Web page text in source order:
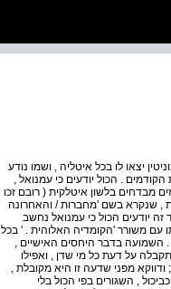
יצאו לו בכל איטליה , ושמו נודע
. הכול יודעים כי עמנואל ,
בלשון איטלקית ( רובם זכו
, שנקרא בשם 'מחברות / והאחרונה
יודעים הכול כי עמנואל נחשב
עם משורר 'הקומדיה האלוהית . ' בכל
. השמועה בדבר היחסים האישיים ,
על דעת כל מי שדן , ואפילו
מפני שדעה זו היא מקובלת ,
, השגורים בפי הכול בלי